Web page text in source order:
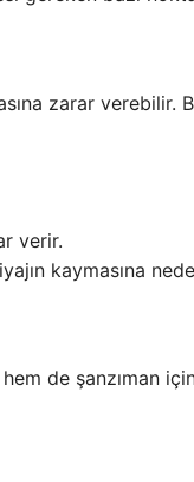
zarar verebilir.
verir.
kaymasına
de şanzıman